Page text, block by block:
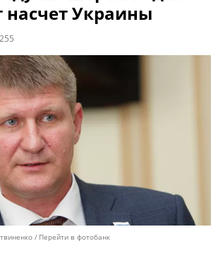
Украины
255
Перейти в фотобанк